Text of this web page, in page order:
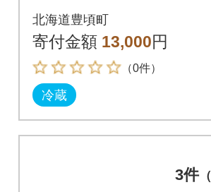
年初冬出荷】(先行受
付)【植村農場】
北海道豊頃町
寄付金額 13,000円
（0件）
冷蔵
3件